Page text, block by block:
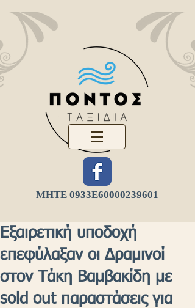
ΜΗΤΕ 0933Ε60000239601
Εξαιρετική υποδοχή
επεφύλαξαν οι Δραμινοί
στον Τάκη Βαμβακίδη με
sold out παραστάσεις για